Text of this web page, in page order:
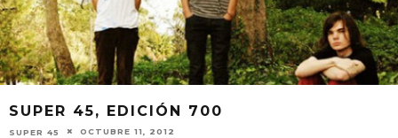
SUPER 45, EDICIÓN 700
SUPER 45 OCTUBRE 11, 2012